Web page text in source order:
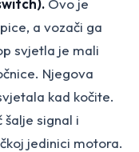
a vozači ga
svjetla je mali
Njegova
kad kočite.
šalje signal i
jedinici motora.